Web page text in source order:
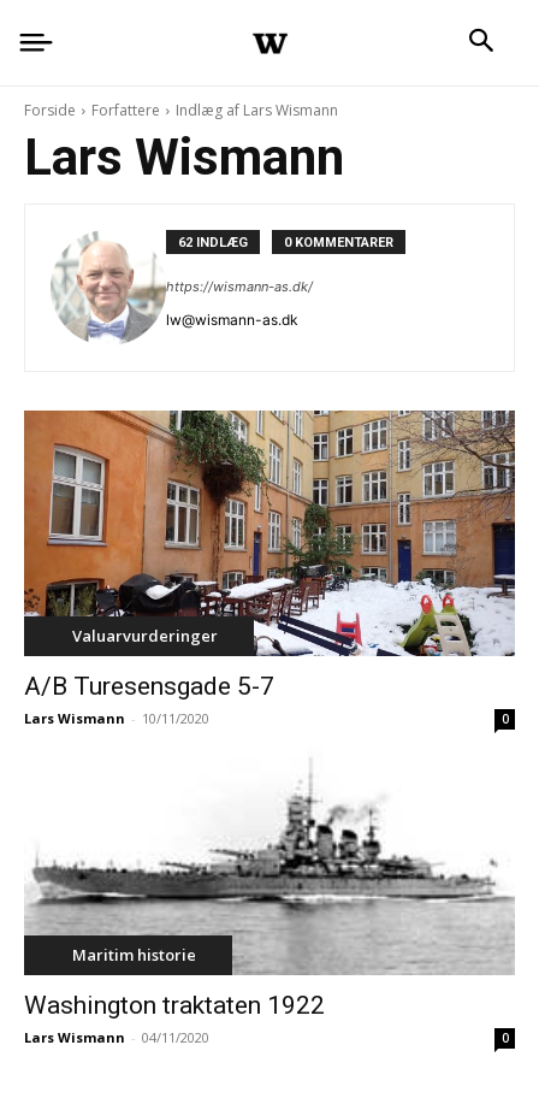
Forside Forfattere Indlæg af Lars Wismann
Lars Wismann
62 INDLÆG 0 KOMMENTARER
https://wismann-as.dk/
lw@wismann-as.dk
Valuarvurderinger
A/B Turesensgade 5-7
Lars Wismann - 10/11/2020 0
Maritim historie
Washington traktaten 1922
Lars Wismann - 04/11/2020 0